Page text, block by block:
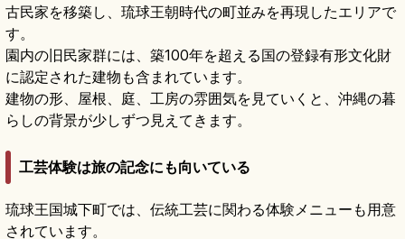
古民家を移築し、琉球王朝時代の町並みを再現したエリアで
す。
園内の旧民家群には、築100年を超える国の登録有形文化財
に認定された建物も含まれています。
建物の形、屋根、庭、工房の雰囲気を見ていくと、沖縄の暮
らしの背景が少しずつ見えてきます。
工芸体験は旅の記念にも向いている
琉球王国城下町では、伝統工芸に関わる体験メニューも用意
されています。